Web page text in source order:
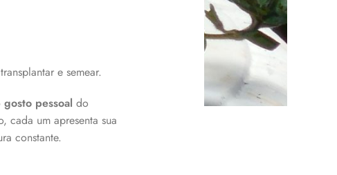
e semear.
gosto pessoal do
cada um apresenta sua
constante.